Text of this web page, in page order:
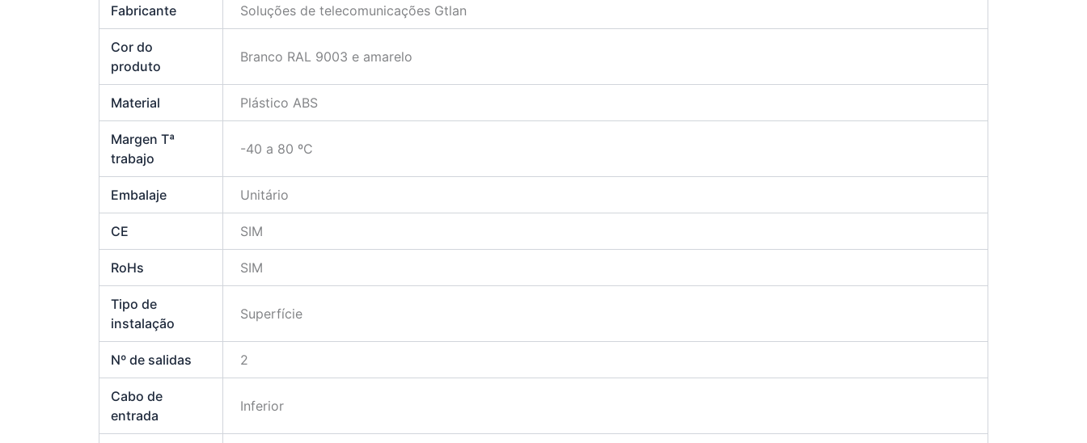
Fabricante Soluções de telecomunicações Gtlan
Cor do
produto
Branco RAL 9003 e amarelo
Material Plástico ABS
Margen Tª
trabajo
-40 a 80 ºC
Embalaje Unitário
CE SIM
RoHs SIM
Tipo de
instalação
Superfície
Nº de salidas 2
Cabo de
entrada
Inferior